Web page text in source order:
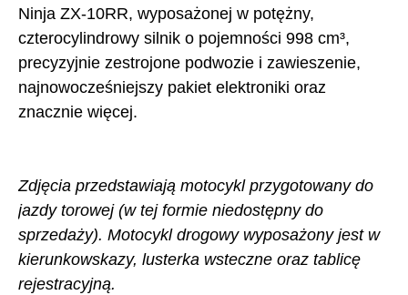
Ninja ZX-10RR, wyposażonej w potężny,
czterocylindrowy silnik o pojemności 998 cm³,
precyzyjnie zestrojone podwozie i zawieszenie,
najnowocześniejszy pakiet elektroniki oraz
znacznie więcej.
Zdjęcia przedstawiają motocykl przygotowany do
jazdy torowej (w tej formie niedostępny do
sprzedaży). Motocykl drogowy wyposażony jest w
kierunkowskazy, lusterka wsteczne oraz tablicę
rejestracyjną.